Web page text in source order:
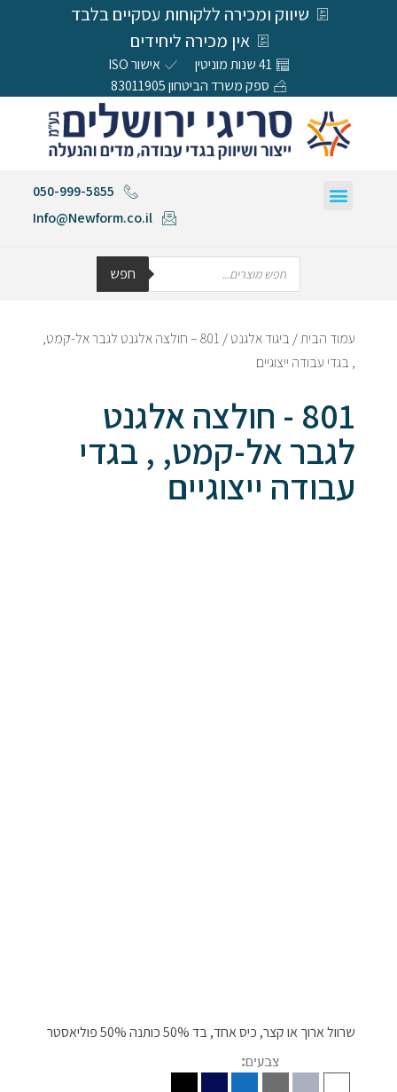
שיווק ומכירה ללקוחות עסקיים בלבד
אין מכירה ליחידים
41 שנות מוניטין
אישור ISO
ספק משרד הביטחון 83011905
050-999-5855
Info@Newform.co.il
חפש
עמוד הבית/ ביגוד אלגנט
/ 801 – חולצה אלגנט לגבר אל-קמט,
, בגדי עבודה ייצוגיים
801 - חולצה אלגנט
לגבר אל-קמט, , בגדי
עבודה ייצוגיים
שרוול ארוך או קצר, כיס אחד, בד 50% כותנה 50% פוליאסטר